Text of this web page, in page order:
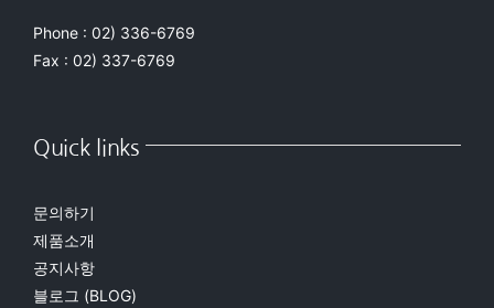
Phone : 02) 336-6769
Fax : 02) 337-6769
Quick links
문의하기
제품소개
공지사항
블로그 (BLOG)